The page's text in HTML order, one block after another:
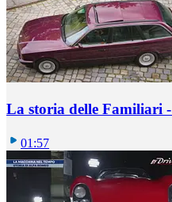
La storia delle Familiari
01:57